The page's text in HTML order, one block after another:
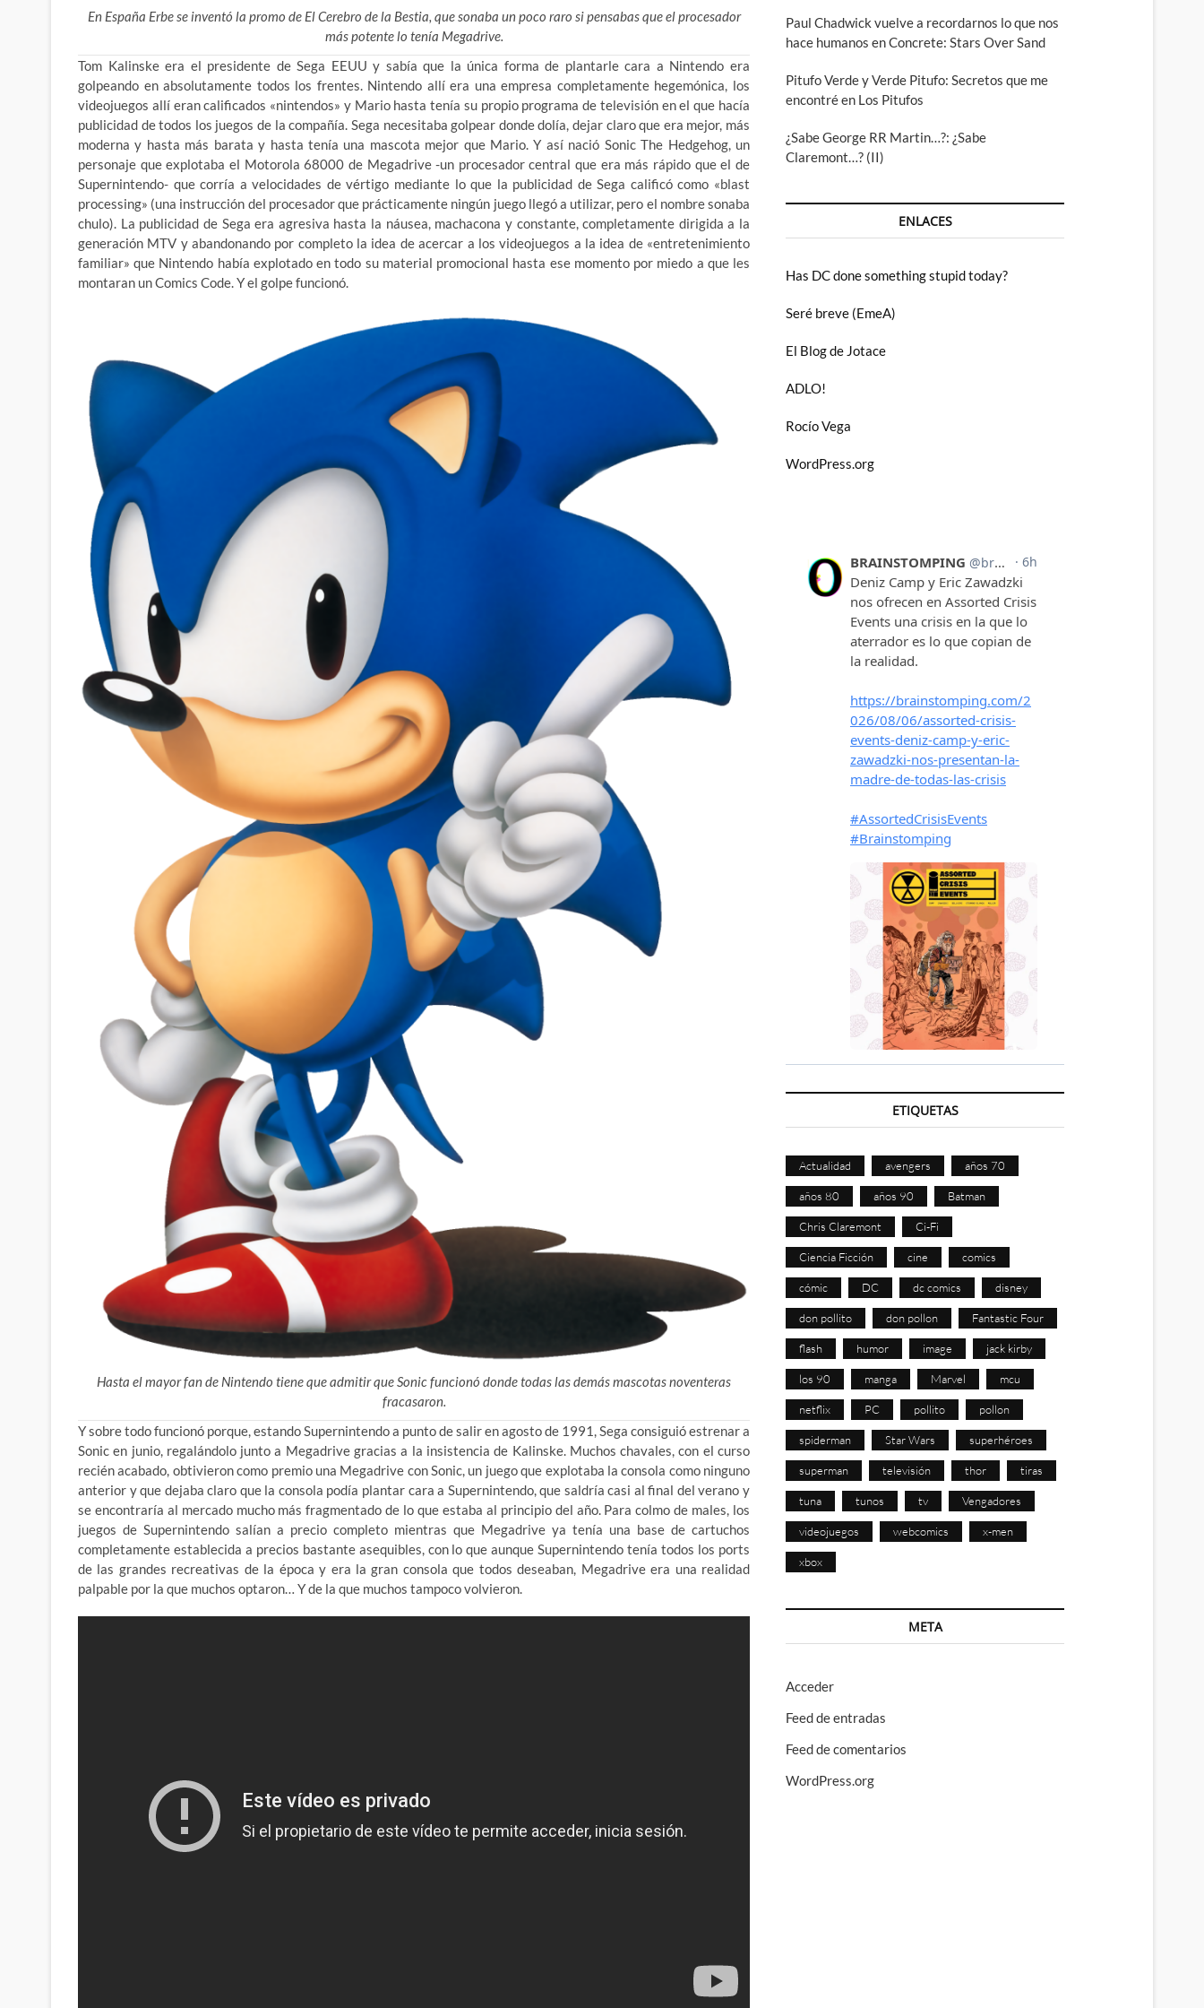
En España Erbe se inventó la promo de El Cerebro de la Bestia, que sonaba un poco raro si pensabas que el procesador
más potente lo tenía Megadrive.
Tom Kalinske era el presidente de Sega EEUU y sabía que la única forma de plantarle cara a Nintendo era
golpeando en absolutamente todos los frentes. Nintendo allí era una empresa completamente hegemónica, los
videojuegos allí eran calificados «nintendos» y Mario hasta tenía su propio programa de televisión en el que hacía
publicidad de todos los juegos de la compañía. Sega necesitaba golpear donde dolía, dejar claro que era mejor, más
moderna y hasta más barata y hasta tenía una mascota mejor que Mario. Y así nació Sonic The Hedgehog, un
personaje que explotaba el Motorola 68000 de Megadrive -un procesador central que era más rápido que el de
Supernintendo- que corría a velocidades de vértigo mediante lo que la publicidad de Sega calificó como «blast
processing» (una instrucción del procesador que prácticamente ningún juego llegó a utilizar, pero el nombre sonaba
chulo). La publicidad de Sega era agresiva hasta la náusea, machacona y constante, completamente dirigida a la
generación MTV y abandonando por completo la idea de acercar a los videojuegos a la idea de «entretenimiento
familiar» que Nintendo había explotado en todo su material promocional hasta ese momento por miedo a que les
montaran un Comics Code. Y el golpe funcionó.
Hasta el mayor fan de Nintendo tiene que admitir que Sonic funcionó donde todas las demás mascotas noventeras
fracasaron.
Y sobre todo funcionó porque, estando Supernintendo a punto de salir en agosto de 1991, Sega consiguió estrenar a
Sonic en junio, regalándolo junto a Megadrive gracias a la insistencia de Kalinske. Muchos chavales, con el curso
recién acabado, obtivieron como premio una Megadrive con Sonic, un juego que explotaba la consola como ninguno
anterior y que dejaba claro que la consola podía plantar cara a Supernintendo, que saldría casi al final del verano y
se encontraría al mercado mucho más fragmentado de lo que estaba al principio del año. Para colmo de males, los
juegos de Supernintendo salían a precio completo mientras que Megadrive ya tenía una base de cartuchos
completamente establecida a precios bastante asequibles, con lo que aunque Supernintendo tenía todos los ports
de las grandes recreativas de la época y era la gran consola que todos deseaban, Megadrive era una realidad
palpable por la que muchos optaron… Y de la que muchos tampoco volvieron.
Paul Chadwick vuelve a recordarnos lo que nos
hace humanos en Concrete: Stars Over Sand
Pitufo Verde y Verde Pitufo: Secretos que me
encontré en Los Pitufos
¿Sabe George RR Martin…?: ¿Sabe
Claremont…? (II)
ENLACES
Has DC done something stupid today?
Seré breve (EmeA)
El Blog de Jotace
ADLO!
Rocío Vega
WordPress.org
ETIQUETAS
Actualidad avengers años 70
años 80 años 90 Batman
Chris Claremont Ci-Fi
Ciencia Ficción cine comics
cómic DC dc comics disney
don pollito don pollon Fantastic Four
flash humor image jack kirby
los 90 manga Marvel mcu
netflix PC pollito pollon
spiderman Star Wars superhéroes
superman televisión thor tiras
tuna tunos tv Vengadores
videojuegos webcomics x-men
xbox
META
Acceder
Feed de entradas
Feed de comentarios
WordPress.org